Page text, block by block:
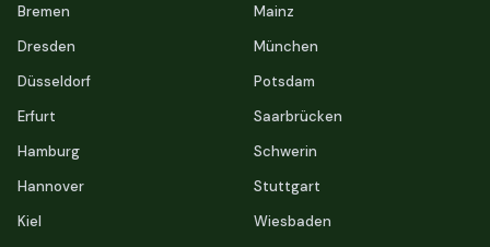
Bremen
Dresden
Düsseldorf
Erfurt
Hamburg
Hannover
Kiel
Mainz
München
Potsdam
Saarbrücken
Schwerin
Stuttgart
Wiesbaden